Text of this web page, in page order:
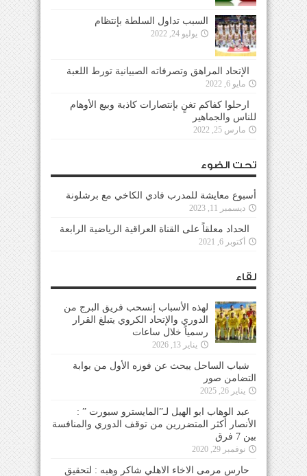
السبب تداول السلطة بإنتظام
يوليو 24, 2022
الإتحاد المراهق وتصرفاته الصبيانية تورط اللعبة
مايو 6, 2022
ارحلوا كفاكم تغنٍ بإنتصارات كاذبة وبيع الأوهام
للناس والجماهير
مارس 25, 2022
تحت الضوء
أسبوع معايشة للمدرب فادي الكاخي مع برشلونة
ديسمبر 11, 2023
الحداد معلقاً على القناة العراقية الرياضية الرابعة
أكتوبر 6, 2021
لقاء
لهذه الأسباب إنسحب فريق البرج من
الدوري والإتحاد الكروي يتبلغ القرار
رسمياً خلال ساعات
يناير 13, 2026
شباب الساحل يبحث عن فوزه الأول من بوابة
التضامن صور
يناير 26, 2025
عبد الوهاب ابو الهيل لـ”المايسترو سبورت ” :
الأنصار أكثر المتضررين من توقف الدوري والمنافسة
بين 7 فرق
نوفمبر 29, 2020
حارس مرمى الاخاء الاهلي شاكر وهبه : لتحقيق